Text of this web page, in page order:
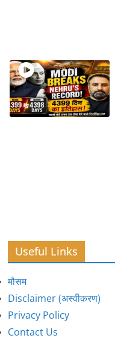
Useful Links
मौसम
Disclaimer (अस्वीकरण)
Privacy Policy
Contact Us